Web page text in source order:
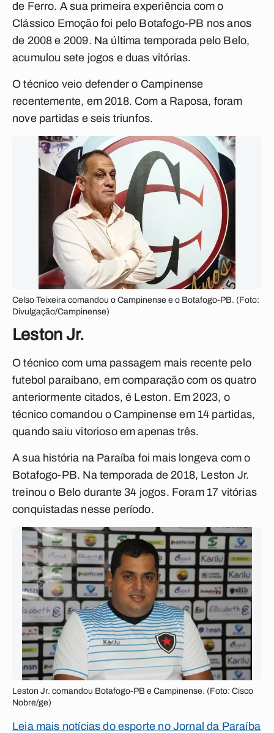
de Ferro. A sua primeira experiência com o
Clássico Emoção foi pelo Botafogo-PB nos anos
de 2008 e 2009. Na última temporada pelo Belo,
acumulou sete jogos e duas vitórias.
O técnico veio defender o Campinense
recentemente, em 2018. Com a Raposa, foram
nove partidas e seis triunfos.
Celso Teixeira comandou o Campinense e o Botafogo-PB. (Foto:
Divulgação/Campinense)
Leston Jr.
O técnico com uma passagem mais recente pelo
futebol paraibano, em comparação com os quatro
anteriormente citados, é Leston. Em 2023, o
técnico comandou o Campinense em 14 partidas,
quando saiu vitorioso em apenas três.
A sua história na Paraíba foi mais longeva com o
Botafogo-PB. Na temporada de 2018, Leston Jr.
treinou o Belo durante 34 jogos. Foram 17 vitórias
conquistadas nesse período.
Leston Jr. comandou Botafogo-PB e Campinense. (Foto: Cisco
Nobre/ge)
Leia mais notícias do esporte no Jornal da Paraíba